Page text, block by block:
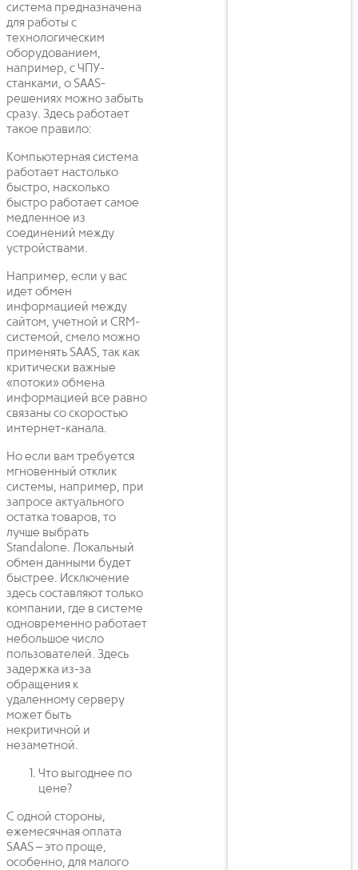
система предназначена
для работы с
технологическим
оборудованием,
например, с ЧПУ-
станками, о SAAS-
решениях можно забыть
сразу. Здесь работает
такое правило:
Компьютерная система
работает настолько
быстро, насколько
быстро работает самое
медленное из
соединений между
устройствами.
Например, если у вас
идет обмен
информацией между
сайтом, учетной и CRM-
системой, смело можно
применять SAAS, так как
критически важные
«потоки» обмена
информацией все равно
связаны со скоростью
интернет-канала.
Но если вам требуется
мгновенный отклик
системы, например, при
запросе актуального
остатка товаров, то
лучше выбрать
Standalone. Локальный
обмен данными будет
быстрее. Исключение
здесь составляют только
компании, где в системе
одновременно работает
небольшое число
пользователей. Здесь
задержка из-за
обращения к
удаленному серверу
может быть
некритичной и
незаметной.
Что выгоднее по
цене?
С одной стороны,
ежемесячная оплата
SAAS – это проще,
особенно, для малого